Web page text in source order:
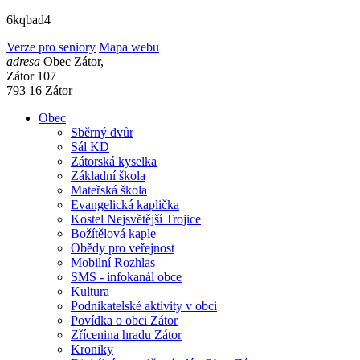
6kqbad4
Verze pro seniory Mapa webu
adresa Obec Zátor,
Zátor 107
793 16 Zátor
Obec
Sběrný dvůr
Sál KD
Zátorská kyselka
Základní škola
Mateřská škola
Evangelická kaplička
Kostel Nejsvětější Trojice
Božítělová kaple
Obědy pro veřejnost
Mobilní Rozhlas
SMS - infokanál obce
Kultura
Podnikatelské aktivity v obci
Povídka o obci Zátor
Zřícenina hradu Zátor
Kroniky